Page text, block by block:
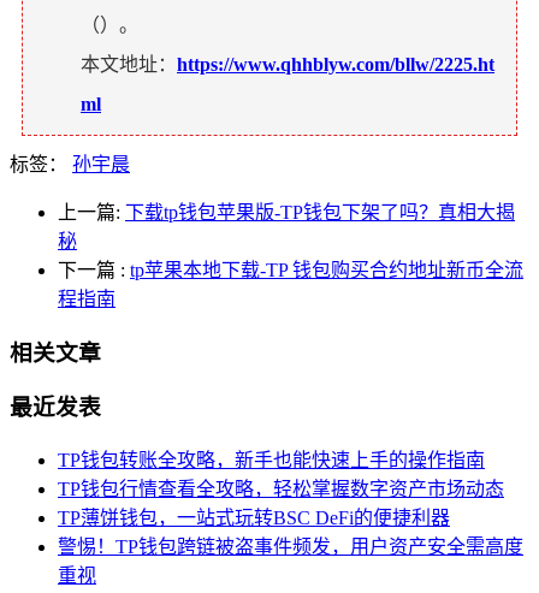
（）。
本文地址： https://www.qhhblyw.com/bllw/2225.ht
ml
标签： 孙宇晨
上一篇: 下载tp钱包苹果版-TP钱包下架了吗？真相大揭
秘
下一篇 : tp苹果本地下载-TP 钱包购买合约地址新币全流
程指南
相关文章
最近发表
TP钱包转账全攻略，新手也能快速上手的操作指南
TP钱包行情查看全攻略，轻松掌握数字资产市场动态
TP薄饼钱包，一站式玩转BSC DeFi的便捷利器
警惕！TP钱包跨链被盗事件频发，用户资产安全需高度
重视